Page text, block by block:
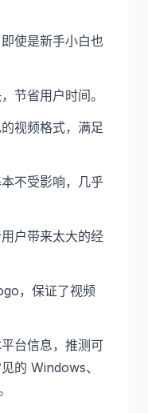
使是新手小白也
节省用户时间。
视频格式，满足
不受影响，几乎
户带来太大的经
，保证了视频
台信息，推测可
的 Windows、